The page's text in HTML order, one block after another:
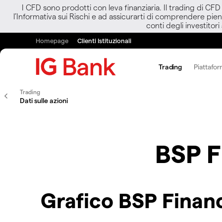
I CFD sono prodotti con leva finanziaria. Il trading di
l’Informativa sui Rischi e ad assicurarti di comprendere
conti degli investitori
Homepage Clienti Istituzionali
Trading
Trading
Dati sulle azioni
BSP
Grafico BSP